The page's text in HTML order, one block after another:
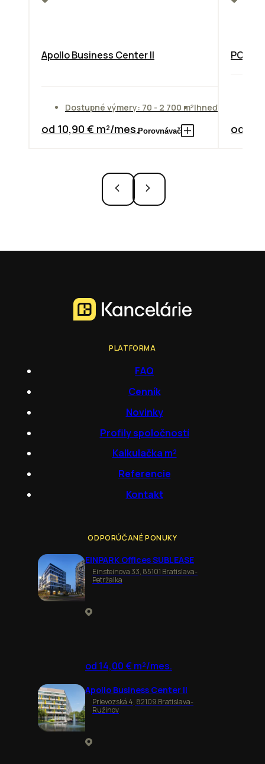
Apollo Business Center II
Dostupné výmery: 70 - 2 700 m²Ihneď
od 10,90 € m²/mes.Porovnávač od
PLATFORMA
FAQ
Cenník
Novinky
Profily spoločností
Kalkulačka m²
Referencie
Kontakt
ODPORÚČANÉ PONUKY
EINPARK Offices SUBLEASE
Einsteinova 33, 85101 Bratislava-
Petržalka
od 14,00 € m²/mes.
Apollo Business Center II
Prievozská 4, 82109 Bratislava-
Ružinov